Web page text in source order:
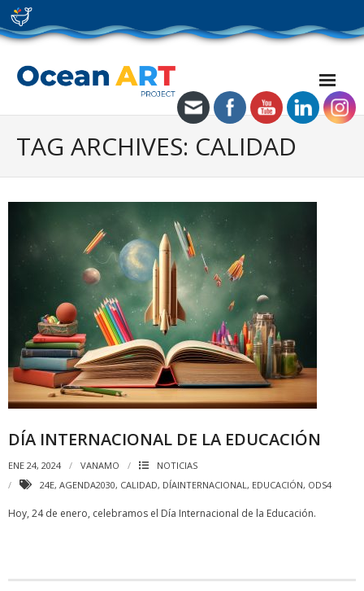
Skip
to
content
TAG ARCHIVES: CALIDAD
DÍA INTERNACIONAL DE LA EDUCACIÓN
ENE 24, 2024 VANAMO
NOTICIAS
24E, AGENDA2030, CALIDAD, DÍAINTERNACIONAL, EDUCACIÓN, ODS4
Hoy, 24 de enero, celebramos el Día Internacional de la Educación.